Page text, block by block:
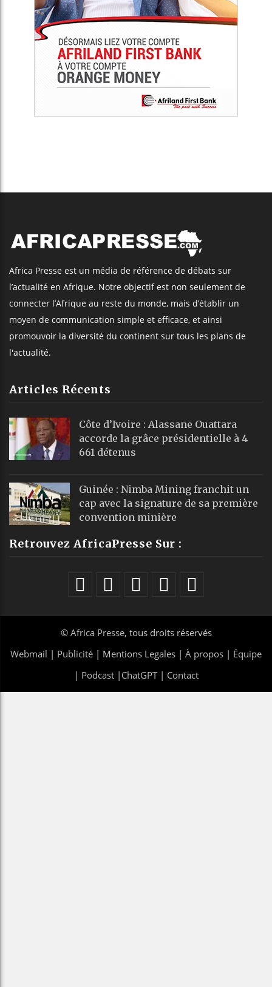
Africa Presse est un média de référence de débats sur
l’actualité en Afrique. Notre objectif est non seulement de
connecter l’Afrique au reste du monde, mais d’établir un
moyen de communication simple et efficace, et ainsi
promouvoir la diversité du continent sur tous les plans de
l'actualité.
Articles Récents
Côte d’Ivoire : Alassane Ouattara
accorde la grâce présidentielle à 4
661 détenus
Guinée : Nimba Mining franchit un
cap avec la signature de sa première
convention minière
Retrouvez AfricaPresse Sur :
© Africa Presse, tous droits réservés
Webmail | Publicité | Mentions Legales | À propos | Équipe
| Podcast| ChatGPT| Contact